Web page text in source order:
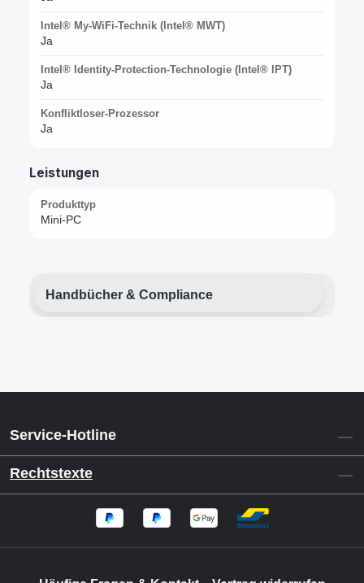
Intel® My-WiFi-Technik (Intel® MWT)
Ja
Intel® Identity-Protection-Technologie (Intel® IPT)
Ja
Konfliktloser-Prozessor
Ja
Leistungen
Produkttyp
Mini-PC
Handbücher & Compliance
Service-Hotline
Rechtstexte